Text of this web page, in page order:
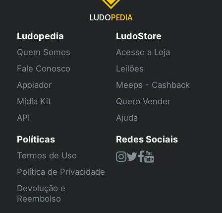
LUDOPEDIA
Ludopedia
Quem Somos
Fale Conosco
Apoiador
Mídia Kit
API
LudoStore
Acesso a Loja
Leilões
Meeps - Cashback
Quero Vender
Ajuda
Políticas
Termos de Uso
Política de Privacidade
Devolução e
Reembolso
Redes Sociais